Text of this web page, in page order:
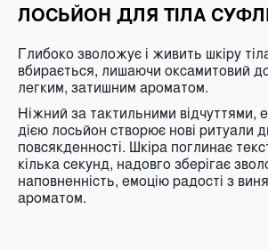
ЛОСЬЙОН ДЛЯ ТІЛА
Глибоко зволожує і живить шкіру
вбирається, лишаючи оксамитовий
легким, затишним ароматом.
Ніжний за тактильними відчуттями,
дією лосьйон створює нові ритуали
повсякденності. Шкіра поглинає
кілька секунд, надовго зберігає
наповненність, емоцію радості з
ароматом.